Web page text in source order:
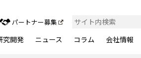
究開発 ニュース コラム 会社情報
パートナー募集